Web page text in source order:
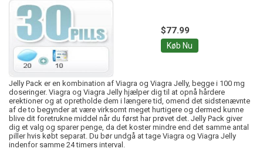
$77.99
Køb Nu
Jelly Pack er en kombination af Viagra og Viagra Jelly, begge i 100 mg
doseringer. Viagra og Viagra Jelly hjælper dig til at opnå hårdere
erektioner og at opretholde dem i længere tid, omend det sidstenævnte
af de to begynder at være virksomt meget hurtigere og dermed kunne
blive dit foretrukne middel når du først har prøvet det. Jelly Pack giver
dig et valg og sparer penge, da det koster mindre end det samme antal
piller hvis købt separat. Du bør undgå at tage Viagra og Viagra Jelly
indenfor samme 24 timers interval.